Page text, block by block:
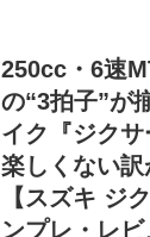
250cc・6速
の“3拍子”が
イク『ジク
楽しくない訳
【スズキ ジ
ンプレ・レビ